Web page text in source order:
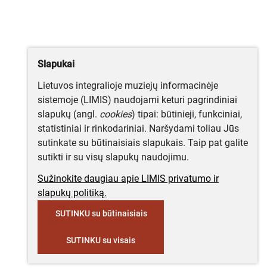
Slapukai
Lietuvos integralioje muziejų informacinėje
sistemoje (LIMIS) naudojami keturi pagrindiniai
slapukų (angl. cookies) tipai: būtinieji, funkciniai,
statistiniai ir rinkodariniai. Naršydami toliau Jūs
sutinkate su būtinaisiais slapukais. Taip pat galite
sutikti ir su visų slapukų naudojimu.
Sužinokite daugiau apie LIMIS privatumo ir
slapukų politiką.
SUTINKU su būtinaisiais
SUTINKU su visais